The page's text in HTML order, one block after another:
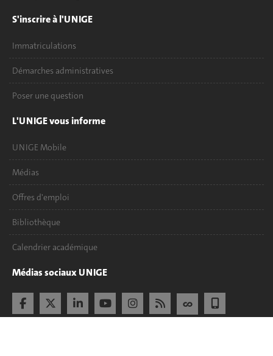
S'inscrire à l'UNIGE
Immatriculations
Démarches administratives
Poser une question
L'UNIGE vous informe
UNIGE Mobile
Médias
Offres d'emploi
Bibliothèque
Calendrier académique
Médias sociaux UNIGE